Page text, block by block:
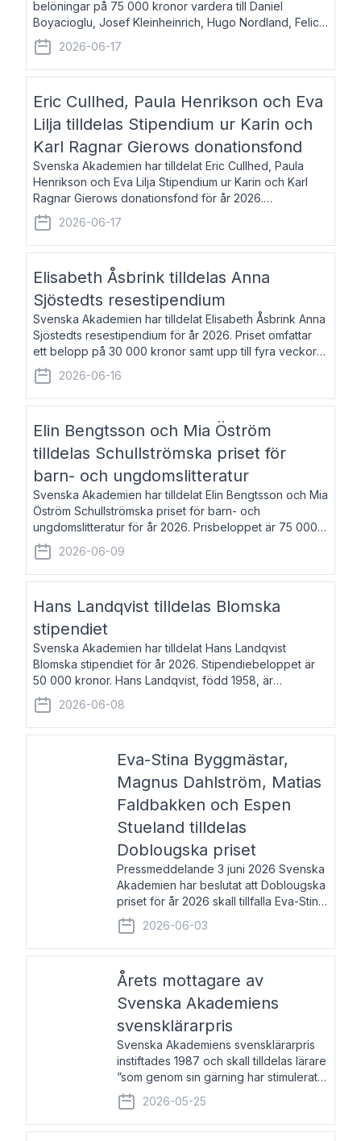
belöningar på 75 000 kronor vardera till Daniel
Boyacioglu, Josef Kleinheinrich, Hugo Nordland, Felicia
Stenroth och Svante Strandberg. Daniel Boyacioglu,
född 1981, är poet och scenartist. Josef
2026-06-17
Eric Cullhed, Paula Henrikson och Eva
Lilja tilldelas Stipendium ur Karin och
Karl Ragnar Gierows donationsfond
Svenska Akademien har tilldelat Eric Cullhed, Paula
Henrikson och Eva Lilja Stipendium ur Karin och Karl
Ragnar Gierows donationsfond för år 2026.
Stipendiebeloppet är på 70 000 kronor vardera. Eric
Cullhed, född 1985, är professor i grekis
2026-06-17
Elisabeth Åsbrink tilldelas Anna
Sjöstedts resestipendium
Svenska Akademien har tilldelat Elisabeth Åsbrink Anna
Sjöstedts resestipendium för år 2026. Priset omfattar
ett belopp på 30 000 kronor samt upp till fyra veckors
fri vistelse i Akademiens lägenhet i Berlin. Elisabeth
Åsbrink, född 1965 oc
2026-06-16
Elin Bengtsson och Mia Öström
tilldelas Schullströmska priset för
barn- och ungdomslitteratur
Svenska Akademien har tilldelat Elin Bengtsson och Mia
Öström Schullströmska priset för barn- och
ungdomslitteratur för år 2026. Prisbeloppet är 75 000
kronor vardera. Elin Bengtsson, född 1987, är författare
och forskare i genusvetenskap.
2026-06-09
Hans Landqvist tilldelas Blomska
stipendiet
Svenska Akademien har tilldelat Hans Landqvist
Blomska stipendiet för år 2026. Stipendiebeloppet är
50 000 kronor. Hans Landqvist, född 1958, är
professor i svenska vid Göteborgs universitet. Han
disputerade år 2000 på avhandlingen Författn
2026-06-08
Eva-Stina Byggmästar,
Magnus Dahlström, Matias
Faldbakken och Espen
Stueland tilldelas
Doblougska priset
Pressmeddelande 3 juni 2026 Svenska
Akademien har beslutat att Doblougska
priset för år 2026 skall tillfalla Eva-Stina
Byggmästar, Magnus Dahlström, Matias
Faldbakken samt Espen Stueland.
Prisbeloppet är 200 000 svenska
2026-06-03
Årets mottagare av
Svenska Akademiens
svensklärarpris
Svenska Akademiens svensklärarpris
instiftades 1987 och skall tilldelas lärare
”som genom sin gärning har stimulerat
intresset hos unga människor för
svenska språket och litteraturen”.
Prisutdelning och samtal med
2026-05-25